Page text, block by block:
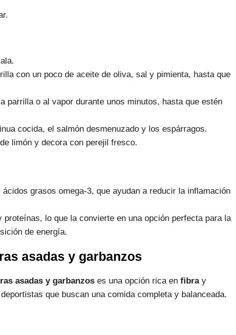
con un poco de aceite de oliva, sal y pimienta, hasta que
parrilla o al vapor durante unos minutos, hasta que estén
cocida, el salmón desmenuzado y los espárragos.
limón y decora con perejil fresco.
grasos omega-3, que ayudan a reducir la inflamación
proteínas, lo que la convierte en una opción perfecta para la
de energía.
asadas y garbanzos
asadas y garbanzoses una opción rica en fibray
que buscan una comida completa y balanceada.